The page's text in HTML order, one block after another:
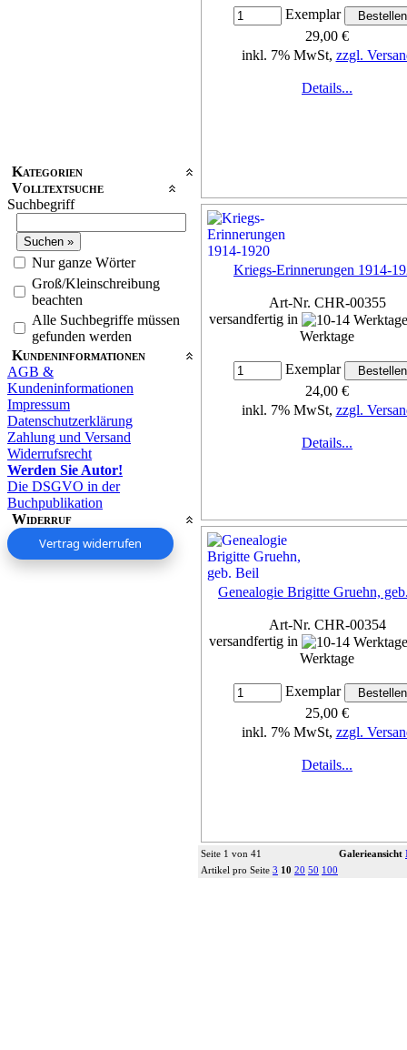
Kategorien
Volltextsuche
Suchbegriff
Nur ganze Wörter
Groß/Kleinschreibung
beachten
Alle Suchbegriffe müssen
gefunden werden
Kundeninformationen
AGB &
Kundeninformationen
Impressum
Datenschutzerklärung
Zahlung und Versand
Widerrufsrecht
Werden Sie Autor!
Die DSGVO in der
Buchpublikation
Widerruf
Vertrag widerrufen
Exemplar
29,00 €
inkl. 7% MwSt, zzgl.
Details...
Kriegs-Erinnerungen 1914-
Art-Nr. CHR-00355
versandfertig in
Werktage
Exemplar
24,00 €
inkl. 7% MwSt, zzgl.
Details...
Genealogie Brigitte Gruehn,
Art-Nr. CHR-00354
versandfertig in
Werktage
Exemplar
25,00 €
inkl. 7% MwSt, zzgl.
Details...
Seite 1 von 41 Galerieansicht
Artikel pro Seite 3 10 20 50 100